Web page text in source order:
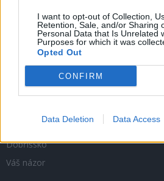
I want to opt-out of Collection,
Retention, Sale, and/or Sharing
Personal Data that Is Unrelated
Purposes for which it was
Opted Out
CONFIRM
Data Deletion Data Access
Zpravodajství
O čem se mluví
Dobříšsko
Váš názor